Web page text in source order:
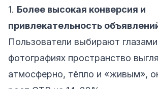
1. Более высокая конверсия и
привлекательность
Пользователи выбирают
фотографиях пространство
атмосферно, тёпло и «живым»,